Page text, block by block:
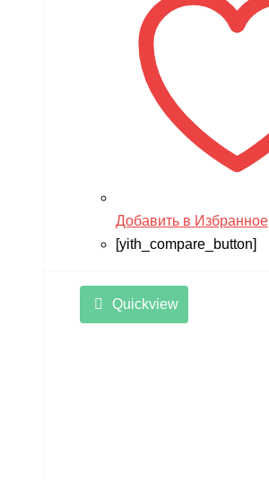
Добавить в Избранное
[yith_compare_button]
Quickview